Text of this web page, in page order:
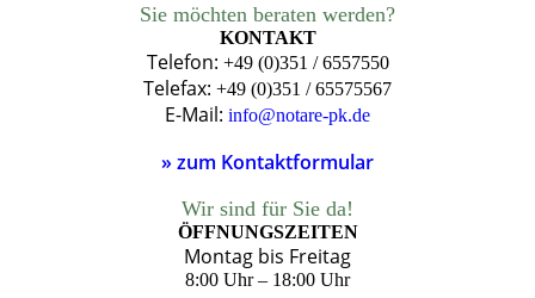
Sie möchten beraten werden?
KONTAKT
Telefon: +49 (0)351 / 6557550
Telefax: +49 (0)351 / 65575567
E-Mail: info@notare-pk.de
» zum Kontaktformular
Wir sind für Sie da!
ÖFFNUNGSZEITEN
Montag bis Freitag
8:00 Uhr – 18:00 Uhr